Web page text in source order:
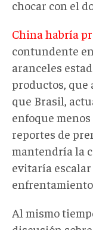
chocar con el
China habría
contundente
aranceles
productos, que
que Brasil,
enfoque
reportes de
mantendría la
evitaría
Al mismo